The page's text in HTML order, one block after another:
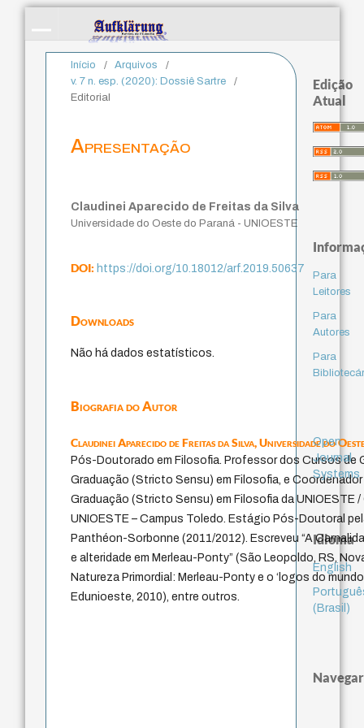
Início / Arquivos
/
v. 7 n. esp. (2020): Dossiê Sartre
/
Editorial
Apresentação
Claudinei Aparecido de Freitas da Silva
Universidade do Oeste do Paraná - UNIOESTE
DOI:https://doi.org/10.18012/arf.2019.50637
Downloads
Não há dados estatísticos.
Biografia do Autor
Claudinei Aparecido de Freitas da Silva,Universidade do
Pós-Doutorado em Filosofia. Professor dos Cursos de
Graduação (Stricto Sensu) em Filosofia, e
Graduação (Stricto Sensu) em Filosofia da UNIOESTE
UNIOESTE – Campus Toledo. Estágio Pós-Doutoral
Panthéon-Sorbonne (2011/2012). Escreveu “A
e alteridade em Merleau-Ponty” (São Leopoldo, RS,
Natureza Primordial: Merleau-Ponty e o ‘logos do
Edunioeste, 2010), entre outros.
Edição
Atual
Para
Leitores
Para
Autores
Para
Open
Journal
Systems
Idioma
English
(Brasil)
Navegar